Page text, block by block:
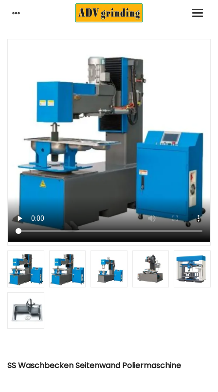
SS Waschbecken Seitenwand Poliermaschine